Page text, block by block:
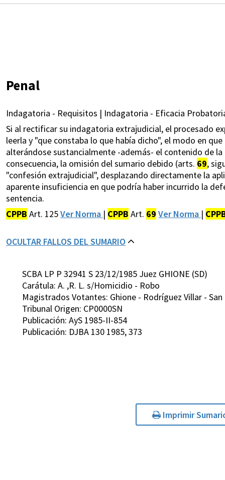
Penal
Indagatoria - Requisitos | Indagatoria - Eficacia
Si al rectificar su indagatoria extrajudicial, el procesado
leerla y "que constaba lo que había dicho", el modo en
alterándose sustancialmente -además- el contenido de
consecuencia, la omisión del sumario debido (arts. 69,
"confesión extrajudicial", desplazando directamente la
aparente insuficiencia en que podría haber incurrido la
sentencia.
CPPB Art. 125Ver Norma | CPPB Art. 69 Ver Norma |
OCULTAR FALLOS DEL SUMARIO
SCBA LP P 32941 S 23/12/1985 Juez GHIONE (SD)
Carátula: A. ,R. L. s/Homicidio - Robo
Magistrados Votantes: Ghione - Rodríguez Villar -
Tribunal Origen: CP0000SN
Publicación: AyS 1985-II-854
Publicación: DJBA 130 1985, 373
Imprimir